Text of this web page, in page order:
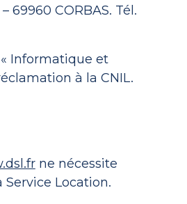
69960 CORBAS. Tél.
Informatique et
à la CNIL.
ne nécessite
Location.